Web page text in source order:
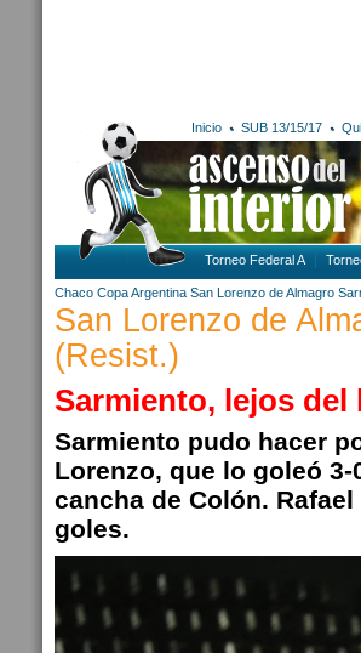
Inicio SUB 13/15/17
Torneo Federal A
Chaco Copa Argentina San Lorenzo de Almagro
San Lorenzo de
(Resist.)
Sarmiento, lejos del
Sarmiento pudo hacer
Lorenzo, que lo goleó
cancha de Colón.
goles.